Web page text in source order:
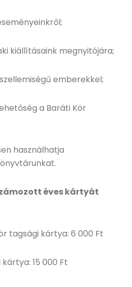
kiállításaink megnyitójára;
emberekkel;
a Baráti Kör
használhatja
éves kártyát
tagsági kártya: 6 000 Ft
15 000 Ft